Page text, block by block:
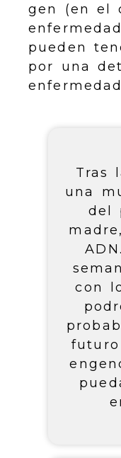
gen (en el
pueden
por una
Tras
una
del
con